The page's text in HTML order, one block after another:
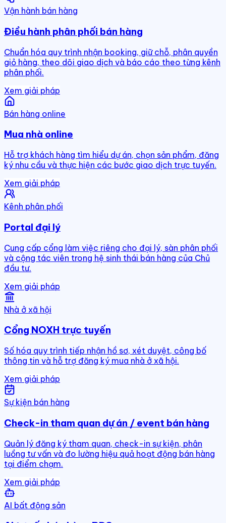
Vận hành bán hàng
Điều hành phân phối bán hàng
Chuẩn hóa quy trình nhận booking, giữ chỗ, phân quyền
giỏ hàng, theo dõi giao dịch và báo cáo theo từng kênh
phân phối.
Xem giải pháp
Bán hàng online
Mua nhà online
Hỗ trợ khách hàng tìm hiểu dự án, chọn sản phẩm, đăng
ký nhu cầu và thực hiện các bước giao dịch trực tuyến.
Xem giải pháp
Kênh phân phối
Portal đại lý
Cung cấp cổng làm việc riêng cho đại lý, sàn phân phối
và cộng tác viên trong hệ sinh thái bán hàng của Chủ
đầu tư.
Xem giải pháp
Nhà ở xã hội
Cổng NOXH trực tuyến
Số hóa quy trình tiếp nhận hồ sơ, xét duyệt, công bố
thông tin và hỗ trợ đăng ký mua nhà ở xã hội.
Xem giải pháp
Sự kiện bán hàng
Check-in tham quan dự án / event bán hàng
Quản lý đăng ký tham quan, check-in sự kiện, phân
luồng tư vấn và đo lường hiệu quả hoạt động bán hàng
tại điểm chạm.
Xem giải pháp
AI bất động sản